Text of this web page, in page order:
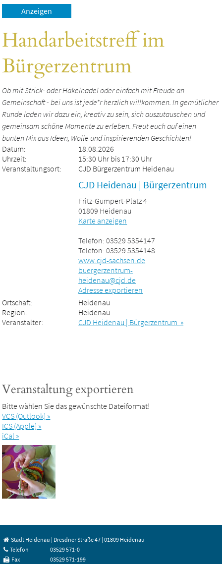
Handarbeitstreff im
Bürgerzentrum
Ob mit Strick- oder Häkelnadel oder einfach mit Freude an
Gemeinschaft - bei uns ist jede*r herzlich willkommen. In gemütlicher
Runde laden wir dazu ein, kreativ zu sein, sich auszutauschen und
gemeinsam schöne Momente zu erleben. Freut euch auf einen
bunten Mix aus Ideen, Wolle und inspirierenden Geschichten!
Datum:
18.08.2026
Uhrzeit:
15:30 Uhr bis 17:30 Uhr
Veranstaltungsort:
CJD Bürgerzentrum Heidenau
CJD Heidenau | Bürgerzentrum
Fritz-Gumpert-Platz 4
01809 Heidenau
Karte anzeigen
Telefon: 03529 5354147
Telefon: 03529 5354148
www.cjd-sachsen.de
buergerzentrum-
heidenau@cjd.de
Adresse exportieren
Ortschaft:
Heidenau
Region:
Heidenau
Veranstalter:
CJD Heidenau | Bürgerzentrum »
Veranstaltung exportieren
Bitte wählen Sie das gewünschte Dateiformat!
VCS (Outlook) »
ICS (Apple) »
iCal »
Stadt Heidenau | Dresdner Straße 47 | 01809 Heidenau
Telefon
03529 571-0
Fax
03529 571-199